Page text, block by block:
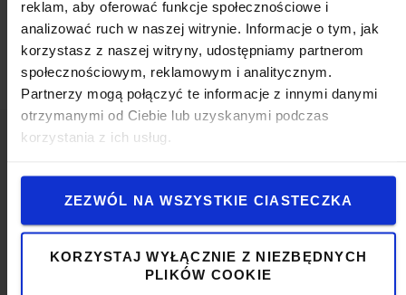
reklam, aby oferować funkcje społecznościowe i
analizować ruch w naszej witrynie. Informacje o tym, jak
korzystasz z naszej witryny, udostępniamy partnerom
społecznościowym, reklamowym i analitycznym.
Partnerzy mogą połączyć te informacje z innymi danymi
otrzymanymi od Ciebie lub uzyskanymi podczas
korzystania z ich usług.
ZEZWÓL NA WSZYSTKIE CIASTECZKA
KORZYSTAJ WYŁĄCZNIE Z NIEZBĘDNYCH
PLIKÓW COOKIE
Rozmiar:S
Waga:300 g
Popularny akcesoria